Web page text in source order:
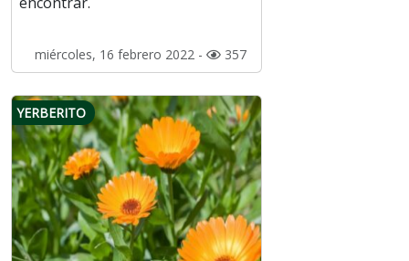
miércoles, 16 febrero 2022 - 357
YERBERITO